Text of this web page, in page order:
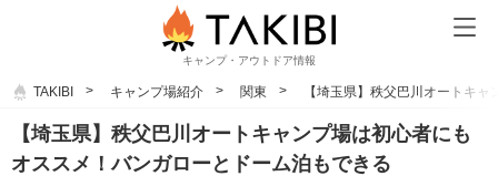
キャンプ・アウトドア情報
TAKIBI キャンプ場紹介 関東 【埼玉県】秩父巴川オートキ
【埼玉県】秩父巴川オートキャンプ場は初心者にも
オススメ！バンガローとドーム泊もできる